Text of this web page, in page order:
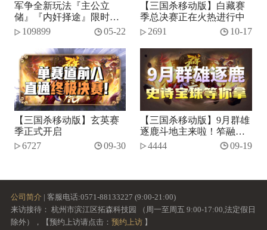
军争全新玩法『主公立
储』『内奸择途』限时开
启！109899 05-22
【三国杀移动版】白藏赛
季总决赛正在火热进行中
2691
10-17
【三国杀移动版】玄英赛
季正式开启
6727
09-30
【三国杀移动版】9月群雄
逐鹿斗地主来啦！笮融、
势张燕加入将池~
4444 09-19
公司简介 | 客服电话:0571-88133227 (9:00-21:00)
来访接待： 杭州市滨江区拓森科技园 （周一至周五 9:00-17:00,法定假日
除外），【预约上访请点击： 预约上访】